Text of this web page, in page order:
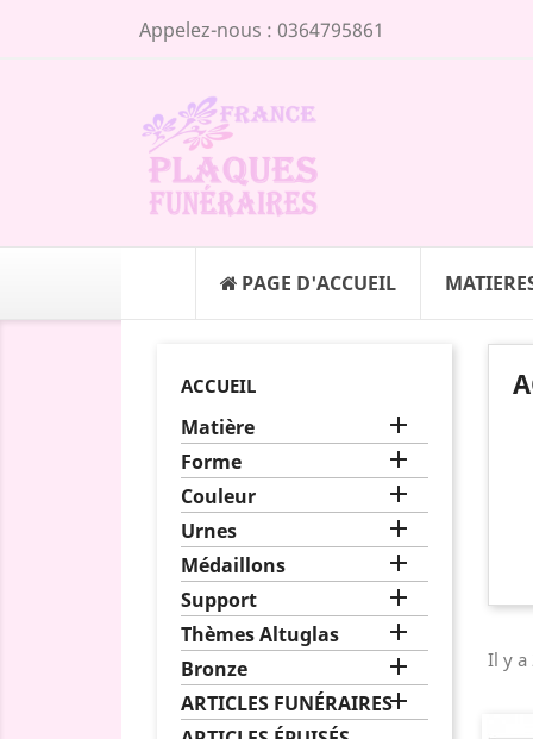
Appelez-nous : 0364795861
PAGE D'ACCUEIL
ACCUEIL
Matière 
Forme 
Couleur 
Urnes 
Médaillons 
Support 
Thèmes Altuglas 
Bronze 
ARTICLES FUNÉRAIRES
Il y a